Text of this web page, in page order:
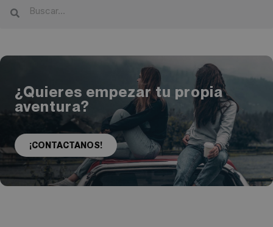
¿Quieres empezar tu propia
aventura?
¡CONTACTANOS!